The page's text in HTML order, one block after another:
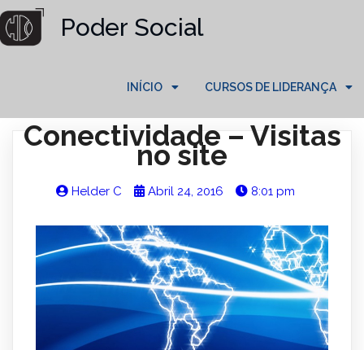
Poder Social
INÍCIO CURSOS DE LIDERANÇA
Conectividade – Visitas
no site
Helder C Abril 24, 2016 8:01 pm